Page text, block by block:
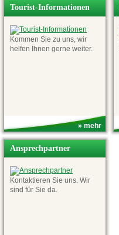
Tourist-Informationen
Kommen Sie zu uns, wir
helfen Ihnen gerne weiter.
» mehr
Ansprechpartner
Kontaktieren Sie uns. Wir
sind für Sie da.